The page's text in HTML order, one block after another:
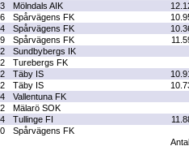
Mölndals AIK
Spårvägens FK
Spårvägens FK
Spårvägens FK
Sundbybergs IK
Turebergs FK
Täby IS
Täby IS
Vallentuna FK
Mälarö SOK
Tullinge FI
Spårvägens FK